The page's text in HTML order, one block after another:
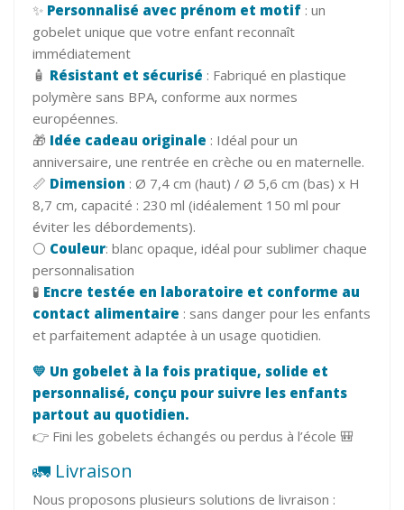
✨ Personnalisé avec prénom et motif : un
gobelet unique que votre enfant reconnaît
immédiatement
🧴 Résistant et sécurisé : Fabriqué en plastique
polymère sans BPA, conforme aux normes
européennes.
🎁 Idée cadeau originale : Idéal pour un
anniversaire, une rentrée en crèche ou en maternelle.
📏 Dimension : Ø 7,4 cm (haut) / Ø 5,6 cm (bas) x H
8,7 cm, capacité : 230 ml (idéalement 150 ml pour
éviter les débordements).
⚪ Couleur: blanc opaque, idéal pour sublimer chaque
personnalisation
🧪 Encre testée en laboratoire et conforme au
contact alimentaire : sans danger pour les enfants
et parfaitement adaptée à un usage quotidien.
💛 Un gobelet à la fois pratique, solide et
personnalisé, conçu pour suivre les enfants
partout au quotidien.
👉 Fini les gobelets échangés ou perdus à l’école 🎒
🚛 Livraison
Nous proposons plusieurs solutions de livraison :